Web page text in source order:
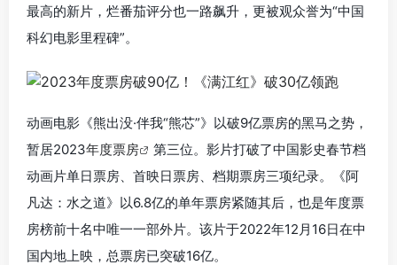
最高的新片，烂番茄评分也一路飙升，更被观众誉为“中国
科幻电影里程碑”。
动画电影《熊出没·伴我“熊芯”》以破9亿票房的黑马之势，
暂居2023年度票房
第三位。影片打破了中国影史春节档
动画片单日票房、首映日票房、档期票房三项纪录。《阿
凡达：水之道》以6.8亿的单年票房紧随其后，也是年度票
房榜前十名中唯一一部外片。该片于2022年12月16日在中
国内地上映，总票房已突破16亿。